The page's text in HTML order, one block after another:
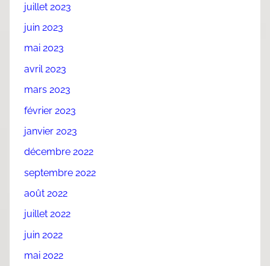
juillet 2023
juin 2023
mai 2023
avril 2023
mars 2023
février 2023
janvier 2023
décembre 2022
septembre 2022
août 2022
juillet 2022
juin 2022
mai 2022